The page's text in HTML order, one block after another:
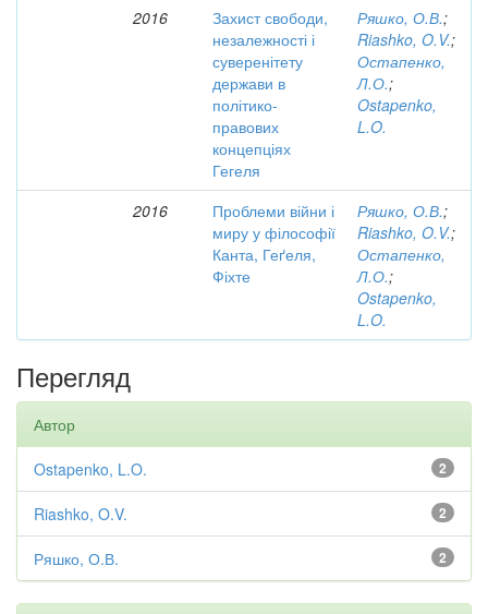
2016
Захист свободи,
незалежності і
суверенітету
держави в
політико-
правових
концепціях
Гегеля
Ряшко, О.В.;
Riashko, O.V.;
Остапенко,
Л.О.;
Ostapenko,
L.O.
2016
Проблеми війни і
миру у філософії
Канта, Геґеля,
Фіхте
Ряшко, О.В.;
Riashko, O.V.;
Остапенко,
Л.О.;
Ostapenko,
L.O.
Перегляд
Автор
2
Ostapenko, L.O.
2
Riashko, O.V.
2
Ряшко, О.В.